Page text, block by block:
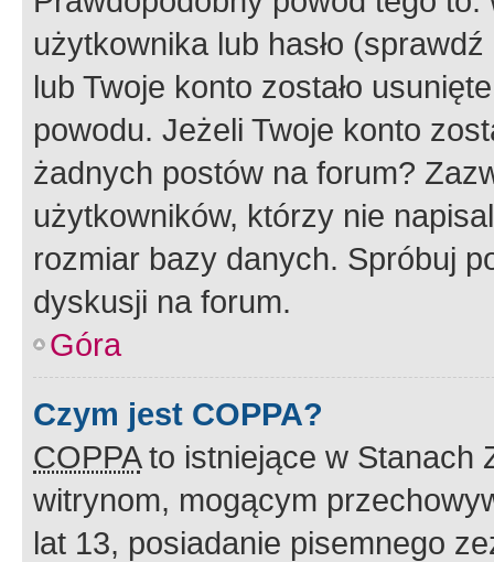
użytkownika lub hasło
lub Twoje konto zostało
powodu. Jeżeli Twoje konto
żadnych postów na forum?
użytkowników, którzy nie
rozmiar bazy danych. Spróbuj
dyskusji na forum.
Góra
Czym jest COPPA?
COPPAto istniejące w Stanach
witrynom, mogącym
lat 13, posiadanie pisemnego